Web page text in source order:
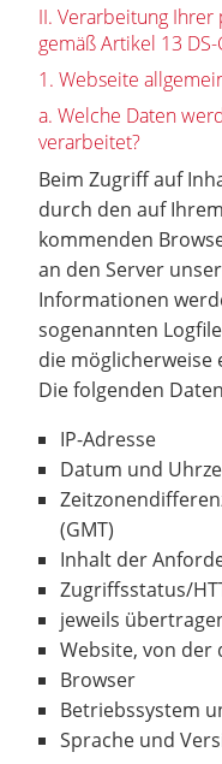
II. Verarbeitung
gemäß Artikel 13 DS-
1. Webseite
a. Welche Daten
verarbeitet?
Beim Zugriff auf
durch den auf
kommenden
an den Server
Informationen
sogenannten
die möglicherweise
Die folgenden
IP-Adresse
Datum und
(GMT)
Inhalt der
Zugriffsstatus/
jeweils
Website, von
Browser
Betriebssystem
Sprache und